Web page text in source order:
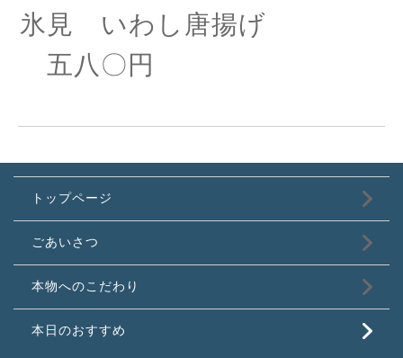
氷見 いわし唐揚げ
五八〇円
トップページ
ごあいさつ
本物へのこだわり
本日のおすすめ